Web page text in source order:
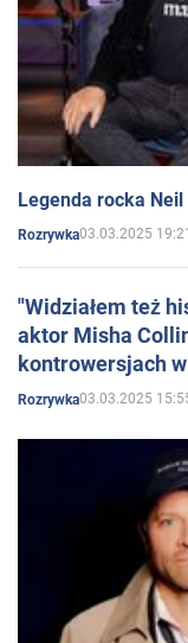
Legenda rocka Neil
Rozrywka03.03.2025 19:21
"Widziałem też
aktor Misha
kontrowersjach
Rozrywka03.03.2025